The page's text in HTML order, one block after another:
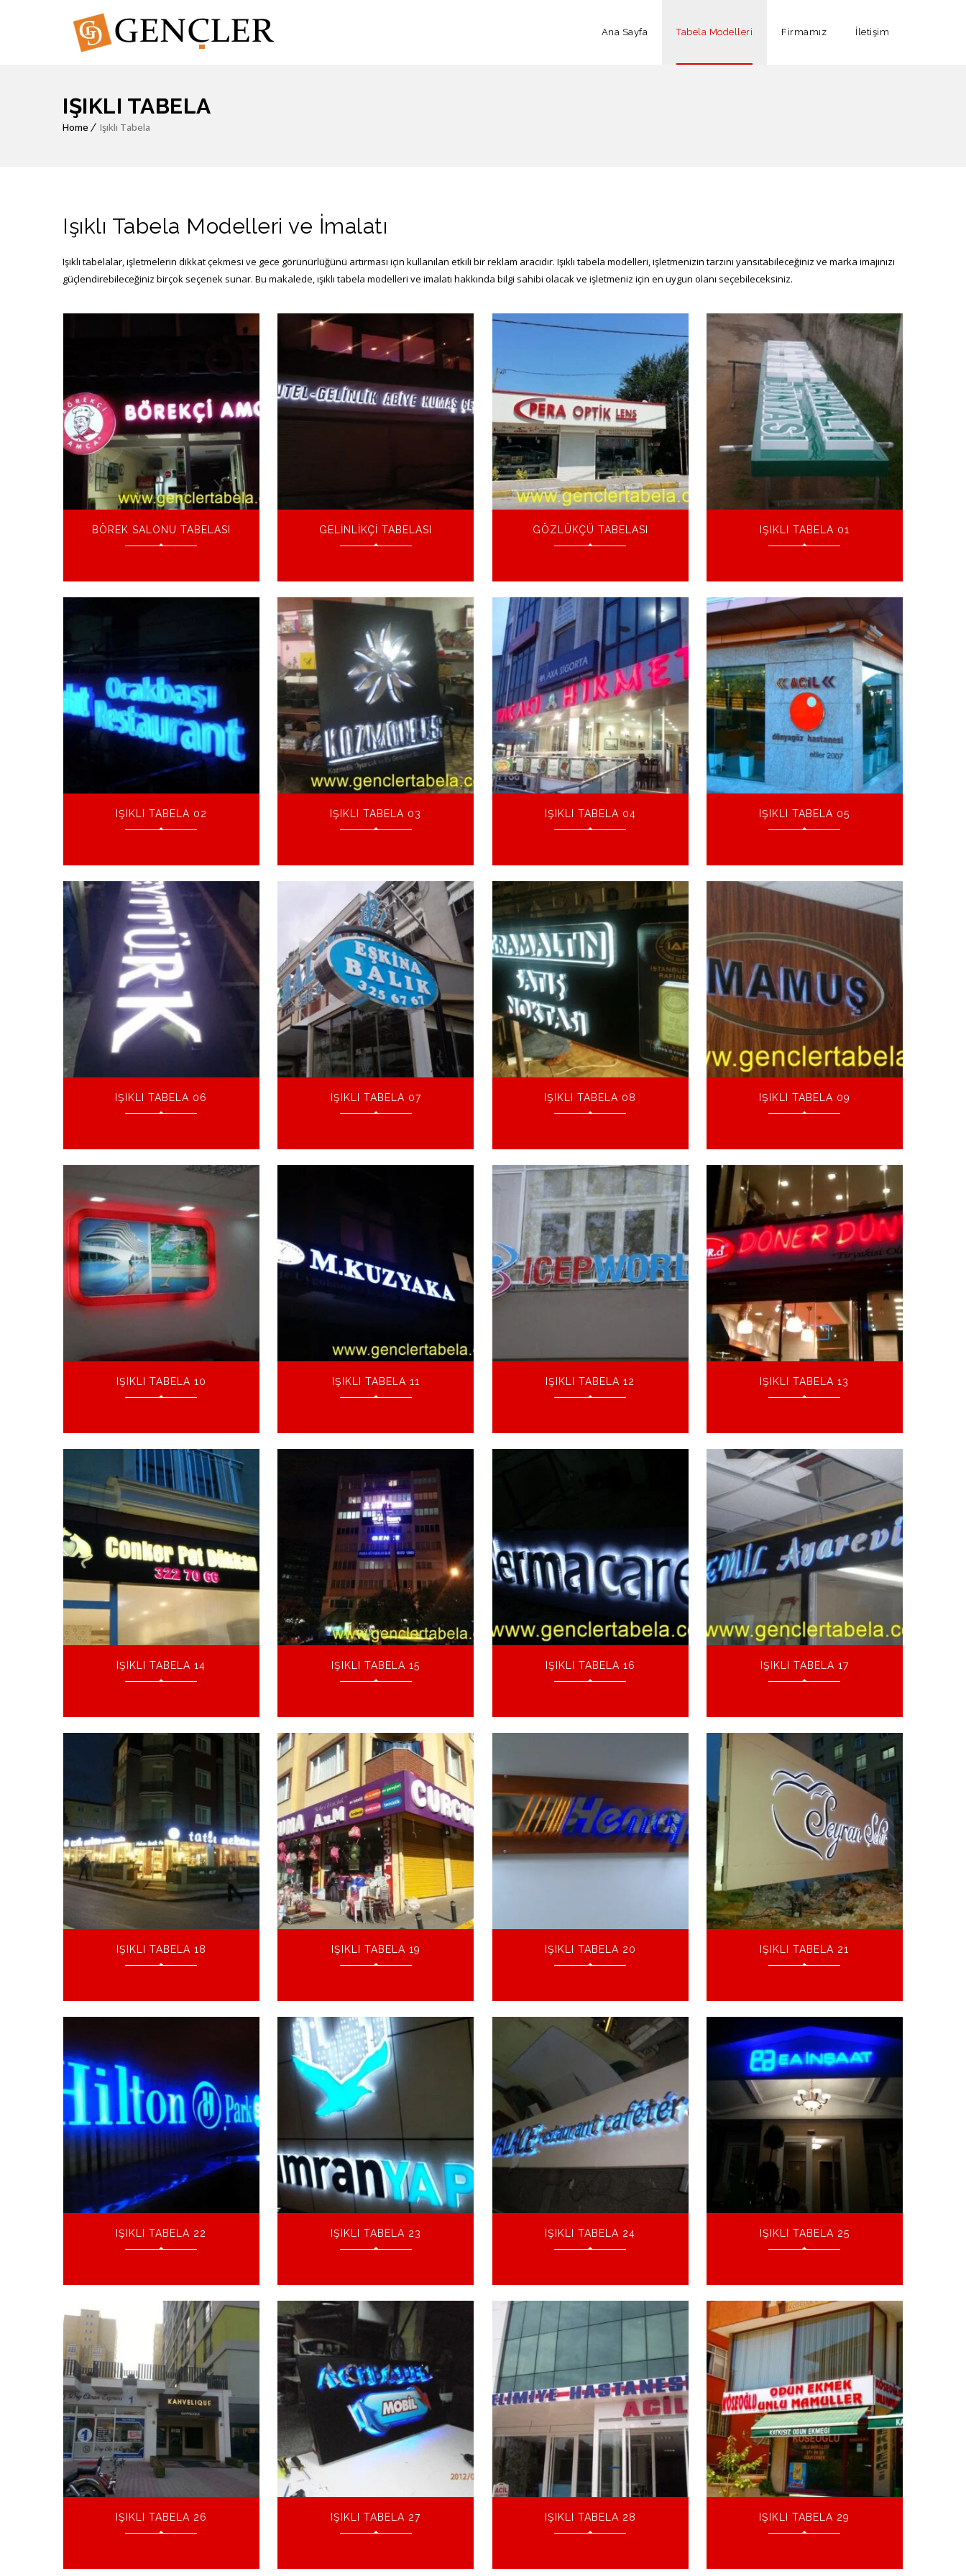
Ana Sayfa Tabela Modelleri Firmamız İletişim
IŞIKLI TABELA
Home Işıklı Tabela
Işıklı Tabela Modelleri ve İmalatı
Işıklı tabelalar, işletmelerin dikkat çekmesi ve gece görünürlüğünü artırması için kullanılan etkili bir reklam aracıdır. Işıklı tabela modelleri, işletmenizin tarzını yansıtabileceğiniz ve marka imajınızı
güçlendirebileceğiniz birçok seçenek sunar. Bu makalede, ışıklı tabela modelleri ve imalatı hakkında bilgi sahibi olacak ve işletmeniz için en uygun olanı seçebileceksiniz.
BÖREK SALONU TABELASI GELINLIKÇI TABELASI GÖZLÜKÇÜ TABELASI IŞIKLI TABELA 01
IŞIKLI TABELA 02 IŞIKLI TABELA 03 IŞIKLI TABELA 04 IŞIKLI TABELA 05
IŞIKLI TABELA 06 IŞIKLI TABELA 07 IŞIKLI TABELA 08 IŞIKLI TABELA 09
IŞIKLI TABELA 10 IŞIKLI TABELA 11 IŞIKLI TABELA 12 IŞIKLI TABELA 13
IŞIKLI TABELA 14 IŞIKLI TABELA 15 IŞIKLI TABELA 16 IŞIKLI TABELA 17
IŞIKLI TABELA 18 IŞIKLI TABELA 19 IŞIKLI TABELA 20 IŞIKLI TABELA 21
IŞIKLI TABELA 22 IŞIKLI TABELA 23 IŞIKLI TABELA 24 IŞIKLI TABELA 25
IŞIKLI TABELA 26 IŞIKLI TABELA 27 IŞIKLI TABELA 28 IŞIKLI TABELA 29